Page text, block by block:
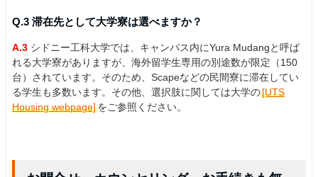
Q.3 滞在先として大学寮は選べますか？
A.3 シドニー工科大学では、キャンパス内にYura Mudangと呼ば
れる大学寮がありますが、海外留学生専用の別途数が限定（150
台）されています。そのため、Scapeなどの民間寮に滞在してい
る学生も多数います。その他、選択肢に関しては大学の[UTS
Housing webpage] をご参照ください。